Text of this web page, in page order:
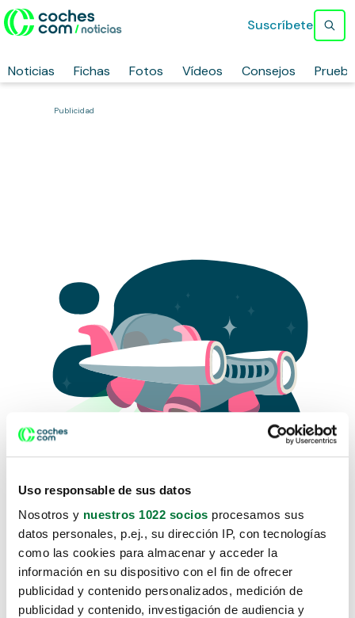
Uso responsable de sus datos
Nosotros y nuestros 1022 socios procesamos sus
datos personales, p.ej., su dirección IP, con tecnologías
como las cookies para almacenar y acceder la
información en su dispositivo con el fin de ofrecer
publicidad y contenido personalizados, medición de
publicidad y contenido, investigación de audiencia y
Noticias Fichas Fotos Vídeos Consejos
Suscríbete
Publicidad
Lo sentimos, no sabemos como
te hemos traido hasta aquí.